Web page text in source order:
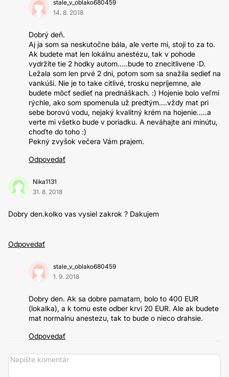
stale_v_oblako680459
14. 8. 2018
Dobrý deň.
Aj ja som sa neskutočne bála, ale verte mi, stojí to za to.
Ak budete mat len lokálnu anestézu, tak v pohode
vydržíte tie 2 hodky autom.....bude to znecitlivene :D.
Ležala som len prvé 2 dni, potom som sa snažila sedieť na
vankúši. Nie je to take citlivé, trosku nepríjemne, ale
budete môcť sedieť na prednáškach. :) Hojenie bolo veľmi
rýchle, ako som spomenula už predtým....vždy mat pri
sebe borovú vodu, nejaký kvalitný krém na hojenie.....a
verte mi všetko bude v poriadku. A neváhajte ani minútu,
choďte do toho :)
Pekný zvyšok večera Vám prajem.
Odpovedať
Nika1131
31. 8. 2018
Dobry den.kolko vas vysiel zakrok ? Dakujem
Odpovedať
stale_v_oblako680459
1. 9. 2018
Dobry den. Ak sa dobre pamatam, bolo to 400 EUR
(lokalka), a k tomu este odber krvi 20 EUR. Ale ak budete
mat normalnu anestezu, tak to bude o nieco drahsie.
Odpovedať